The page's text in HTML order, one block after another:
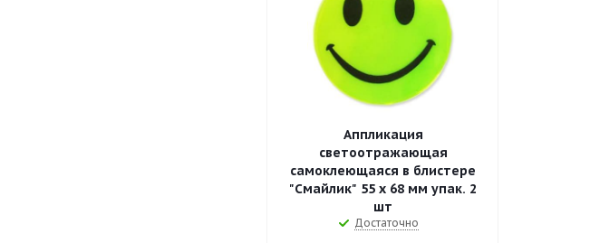
Аппликация
светоотражающая
самоклеющаяся в блистере
"Смайлик" 55 х 68 мм упак. 2
шт
Достаточно